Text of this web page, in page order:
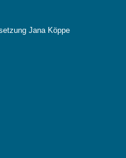
Jana Köppe